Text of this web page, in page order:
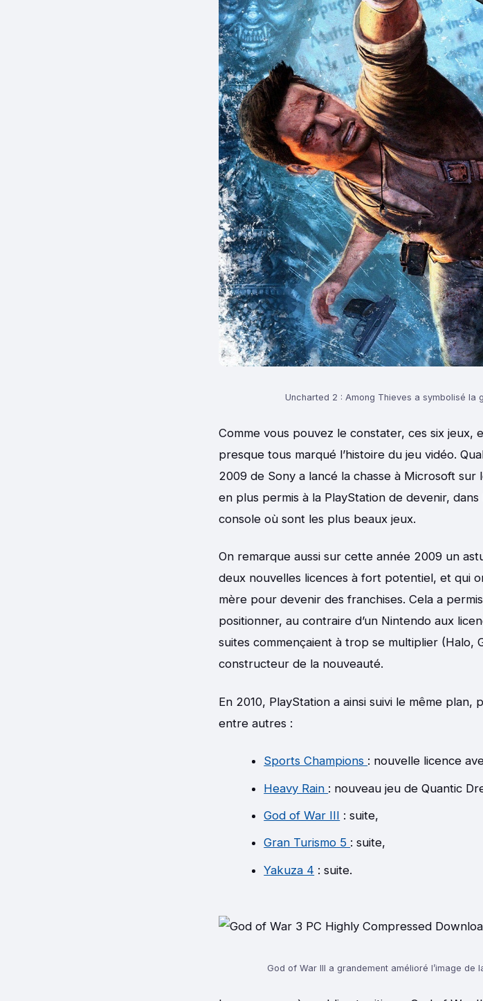
Uncharted 2 : Among Thieves a symbolisé la
Comme vous pouvez le constater, ces six jeux,
presque tous marqué l’histoire du jeu vidéo.
2009 de Sony a lancé la chasse à Microsoft
en plus permis à la PlayStation de devenir,
console où sont les plus beaux jeux.
On remarque aussi sur cette année 2009 un
deux nouvelles licences à fort potentiel, et qui
mère pour devenir des franchises. Cela a
positionner, au contraire d’un Nintendo aux
suites commençaient à trop se multiplier (Halo,
constructeur de la nouveauté.
En 2010, PlayStation a ainsi suivi le même
entre autres :
Sports Champions : nouvelle licence
Heavy Rain : nouveau jeu de Quantic
God of War III : suite,
Gran Turismo 5 : suite,
Yakuza 4 : suite.
God of War III a grandement amélioré l’image de